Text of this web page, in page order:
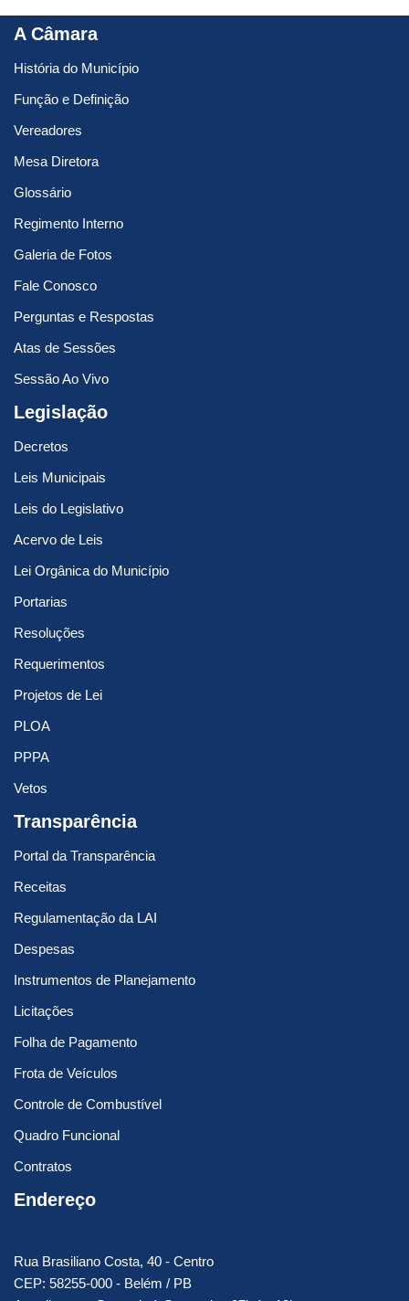
A Câmara
História do Município
Função e Definição
Vereadores
Mesa Diretora
Glossário
Regimento Interno
Galeria de Fotos
Fale Conosco
Perguntas e Respostas
Atas de Sessões
Sessão Ao Vivo
Legislação
Decretos
Leis Municipais
Leis do Legislativo
Acervo de Leis
Lei Orgânica do Município
Portarias
Resoluções
Requerimentos
Projetos de Lei
PLOA
PPPA
Vetos
Transparência
Portal da Transparência
Receitas
Regulamentação da LAI
Despesas
Instrumentos de Planejamento
Licitações
Folha de Pagamento
Frota de Veículos
Controle de Combustível
Quadro Funcional
Contratos
Endereço
Rua Brasiliano Costa, 40 - Centro
CEP: 58255-000 - Belém / PB